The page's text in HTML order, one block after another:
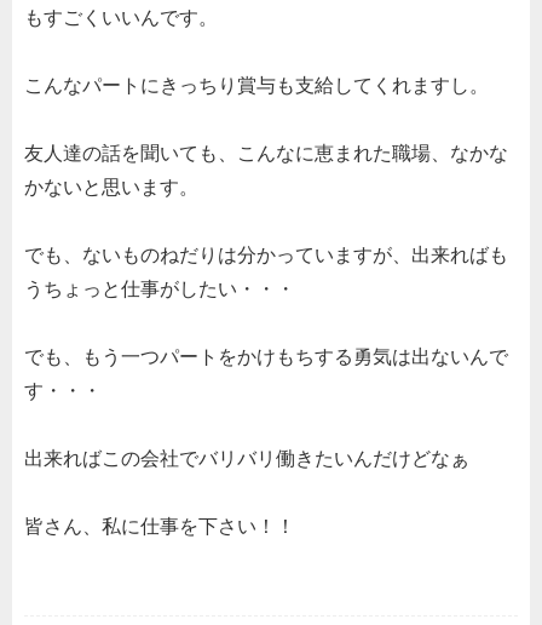
もすごくいいんです。
こんなパートにきっちり賞与も支給してくれますし。
友人達の話を聞いても、こんなに恵まれた職場、なかな
かないと思います。
でも、ないものねだりは分かっていますが、出来ればも
うちょっと仕事がしたい・・・
でも、もう一つパートをかけもちする勇気は出ないんで
す・・・
出来ればこの会社でバリバリ働きたいんだけどなぁ
皆さん、私に仕事を下さい！！